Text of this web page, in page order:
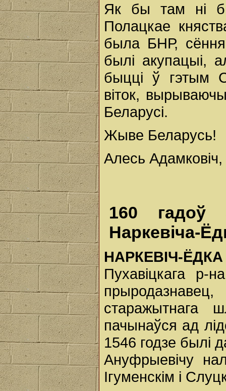
Як бы там ні
Полацкае
была БНР, сёння
былі акупацыі,
быцці ў гэтым
віток,
Беларусі.
Жыве Беларусь!
Алесь Адамковіч,
160 гадоў
Наркевіча-
НАРКЕВІЧ-ЁДКА
Пухавіцкага
старажытнага
пачынаўся ад
1546 годзе былі
Ануфрыевічу
Ігуменскім і